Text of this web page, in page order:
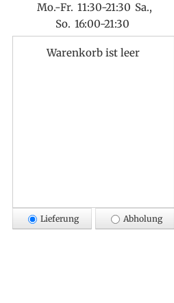
Mo.-Fr. 11:30-21:30 Sa.,
So. 16:00-21:30
Warenkorb ist leer
Lieferung Abholung